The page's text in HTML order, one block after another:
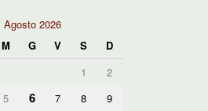
Agosto 2026
M G V S
D
1
2
5 6 7 8
9